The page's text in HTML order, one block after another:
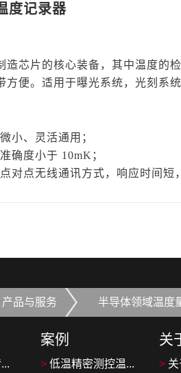
度记录器
造芯片的核心装备，其中温度的
方便。适用于曝光系统，光刻系
小、灵活通用；
确度小于 10mK；
对点无线通讯方式，响应时间短
产品与服务 半导体领域温度
案例
> 低温精密测控温...
关
>关